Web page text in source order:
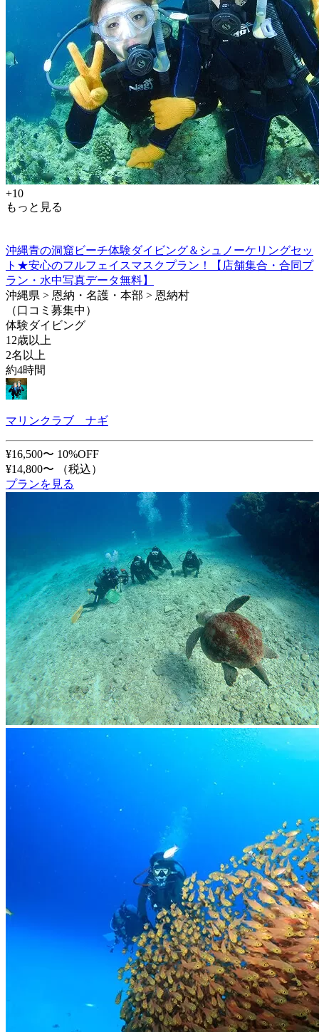
+10
もっと見る
沖縄青の洞窟ビーチ体験ダイビング＆シュノーケリングセッ
ト★安心のフルフェイスマスクプラン！【店舗集合・合同プ
ラン・水中写真データ無料】
沖縄県 > 恩納・名護・本部 > 恩納村
（口コミ募集中）
体験ダイビング
12歳以上
2名以上
約4時間
マリンクラブ ナギ
¥16,500〜 10%OFF
¥14,800〜
（税込）
プランを見る